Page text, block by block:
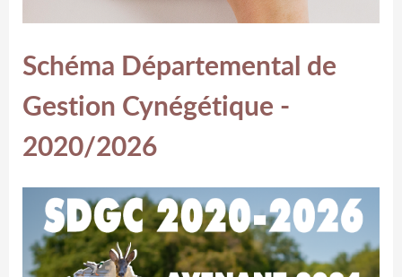
Schéma Départemental de
Gestion Cynégétique -
2020/2026